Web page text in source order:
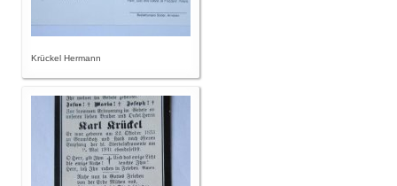
Krückel Hermann